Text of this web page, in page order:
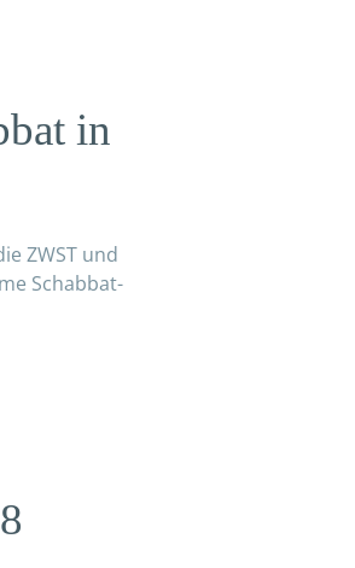
in
ZWST und
Schabbat-